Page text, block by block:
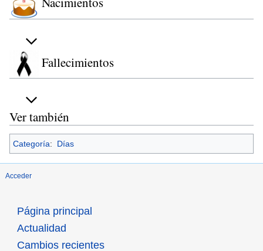
Fallecimientos
Ver también
Categoría: Días
Acceder
Página principal
Actualidad
Cambios recientes